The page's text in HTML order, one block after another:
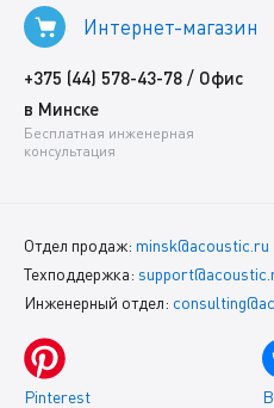
Интернет-магазин
+375 (44) 578-43-78 / Офис
в Минске
Бесплатная инженерная
консультация
Отдел продаж: minsk@acoustic.ru
Техподдержка:
Инженерный отдел:
Pinterest